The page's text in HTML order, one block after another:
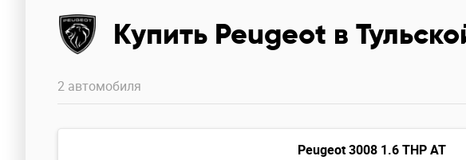
Купить Peugeot в
2 автомобиля
Peugeot 3008 1.6 THP AT